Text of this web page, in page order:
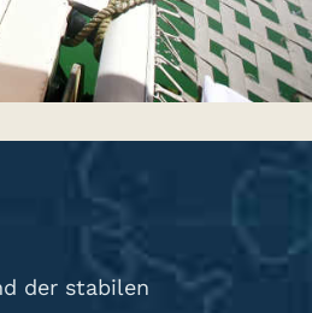
der stabilen